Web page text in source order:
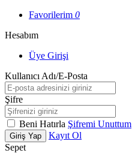
Favorilerim 0
Hesabım
Üye Girişi
Kullanıcı Adı/E-Posta
Şifre
Beni Hatırla Şifremi Unuttum
Giriş Yap
Kayıt Ol
Sepet